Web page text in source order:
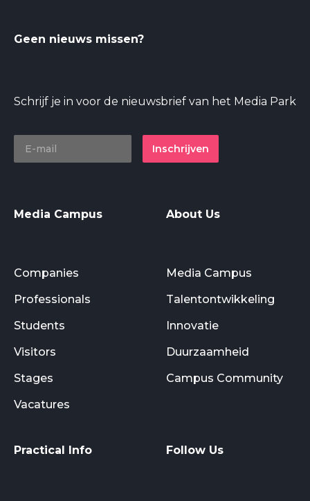
Geen nieuws missen?
Schrijf je in voor de nieuwsbrief van het Media Park
Inschrijven
Media Campus
Companies
Professionals
Students
Visitors
Stages
Vacatures
About Us
Media Campus
Talentontwikkeling
Innovatie
Duurzaamheid
Campus Community
Practical Info Follow Us